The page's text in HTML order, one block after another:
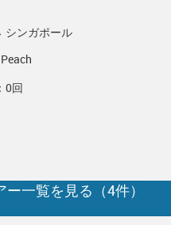
ンガポール
0回
ー一覧を見る（4件）